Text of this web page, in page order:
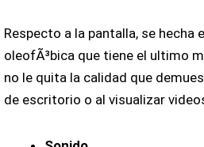
Respecto a la pantalla, se hecha
oleofÃ³bica que tiene el ultimo
no le quita la calidad que
de escritorio o al visualizar